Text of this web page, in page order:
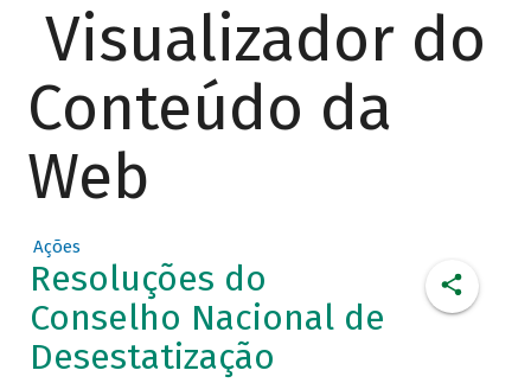
Visualizador do
Conteúdo da
Web
Ações
Resoluções do
Conselho Nacional de
Desestatização